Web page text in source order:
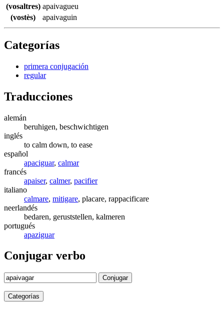
(vosaltres) apaivagueu
(vostès)
apaivaguin
Categorías
primera conjugación
regular
Traducciones
alemán
beruhigen, beschwichtigen
inglés
to calm down, to ease
español
apaciguar, calmar
francés
apaiser, calmer, pacifier
italiano
calmare, mitigare, placare, rappacificare
neerlandés
bedaren, geruststellen, kalmeren
portugués
apaziguar
Conjugar verbo
Conjugar
Categorías